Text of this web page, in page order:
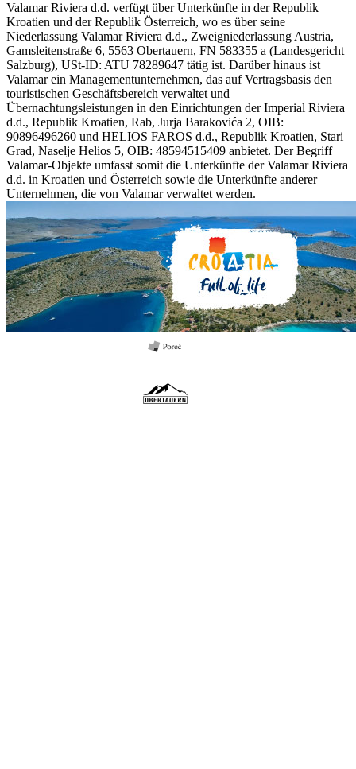
Valamar Riviera d.d. verfügt über Unterkünfte in der Republik
Kroatien und der Republik Österreich, wo es über seine
Niederlassung Valamar Riviera d.d., Zweigniederlassung Austria,
Gamsleitenstraße 6, 5563 Obertauern, FN 583355 a (Landesgericht
Salzburg), USt-ID: ATU 78289647 tätig ist. Darüber hinaus ist
Valamar ein Managementunternehmen, das auf Vertragsbasis den
touristischen Geschäftsbereich verwaltet und
Übernachtungsleistungen in den Einrichtungen der Imperial Riviera
d.d., Republik Kroatien, Rab, Jurja Barakovića 2, OIB:
90896496260 und HELIOS FAROS d.d., Republik Kroatien, Stari
Grad, Naselje Helios 5, OIB: 48594515409 anbietet. Der Begriff
Valamar-Objekte umfasst somit die Unterkünfte der Valamar Riviera
d.d. in Kroatien und Österreich sowie die Unterkünfte anderer
Unternehmen, die von Valamar verwaltet werden.